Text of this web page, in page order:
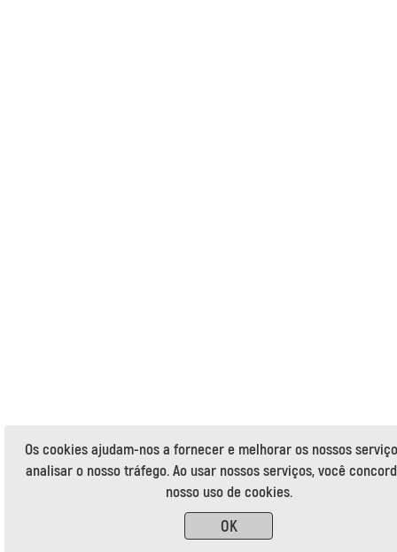
Os cookies ajudam-nos a fornecer e melhorar os nossos
analisar o nosso tráfego. Ao usar nossos serviços, você
nosso uso de cookies.
OK